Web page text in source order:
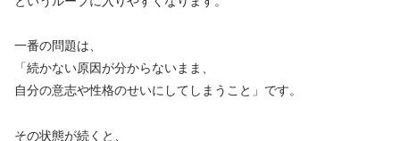
一番の問題は、
「続かない原因が分からないまま、
自分の意志や性格のせいにしてしまうこと」です。
その状態が続くと、